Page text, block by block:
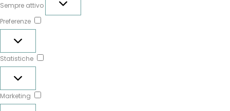
Sempre attivo
Preferenze
Statistiche
Marketing